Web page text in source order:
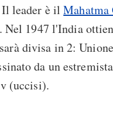
Il leader è ilMahatma
1947 l'India
divisa in 2:
da un
(uccisi).